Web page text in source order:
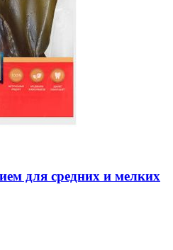
для средних и мелких